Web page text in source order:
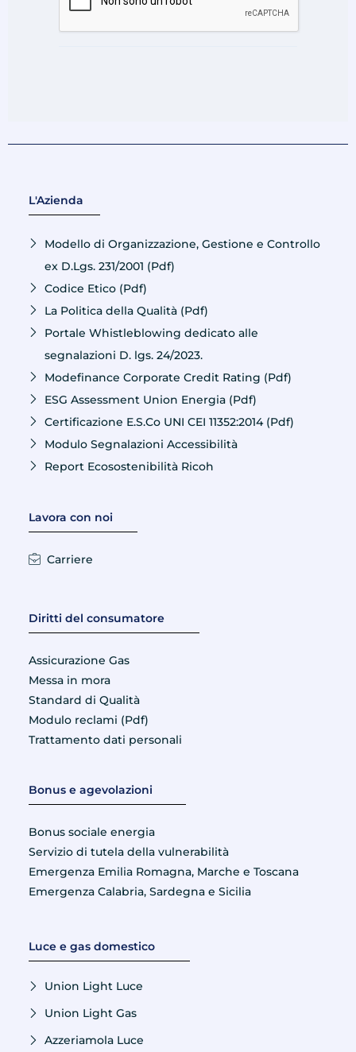
L'Azienda
Modello di Organizzazione, Gestione e Controllo
ex D.Lgs. 231/2001 (Pdf)
Codice Etico (Pdf)
La Politica della Qualità (Pdf)
Portale Whistleblowing dedicato alle
segnalazioni D. lgs. 24/2023.
Modefinance Corporate Credit Rating (Pdf)
ESG Assessment Union Energia (Pdf)
Certificazione E.S.Co UNI CEI 11352:2014 (Pdf)
Modulo Segnalazioni Accessibilità
Report Ecosostenibilità Ricoh
Lavora con noi
Carriere
Diritti del consumatore
Assicurazione Gas
Messa in mora
Standard di Qualità
Modulo reclami (Pdf)
Trattamento dati personali
Bonus e agevolazioni
Bonus sociale energia
Servizio di tutela della vulnerabilità
Emergenza Emilia Romagna, Marche e Toscana
Emergenza Calabria, Sardegna e Sicilia
Luce e gas domestico
Union Light Luce
Union Light Gas
Azzeriamola Luce